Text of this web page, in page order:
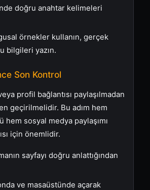
doğru anahtar kelimeleri
örnekler kullanın, gerçek
bilgileri yazın.
Son Kontrol
profil bağlantısı paylaşılmadan
geçirilmelidir. Bu adım hem
sosyal medya paylaşımı
için önemlidir.
sayfayı doğru anlattığından
ve masaüstünde açarak